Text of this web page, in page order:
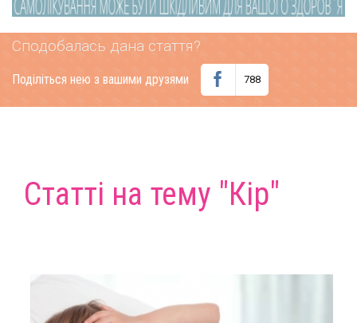
Сподобалась дана стаття?
Поділіться нею з вашими друзями 788
Статті на тему "Кір"